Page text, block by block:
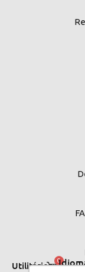
Utilitários 0